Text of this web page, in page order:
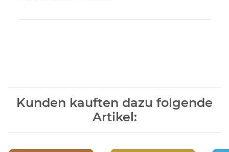
Kunden kauften dazu folgende
Artikel: